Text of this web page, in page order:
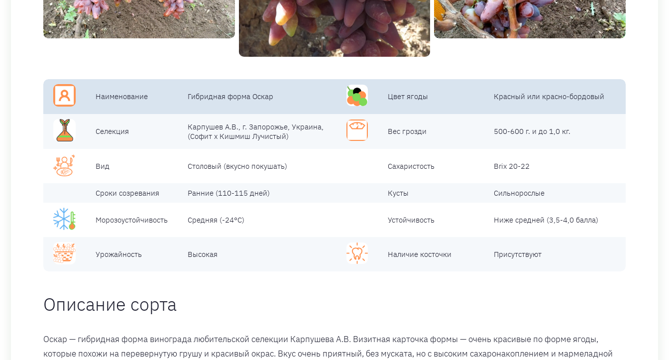
Наименование Гибридная форма Оскар Цвет ягоды Красный или красно-бордовый
Селекция
Карпушев А.В., г. Запорожье, Украина,
(Софит х Кишмиш Лучистый)
Вес грозди 500-600 г. и до 1,0 кг.
Вид Столовый (вкусно покушать) Сахаристость Brix 20-22
Сроки созревания Ранние (110-115 дней) Кусты Сильнорослые
Морозоустойчивость Средняя (-24°С) Устойчивость Ниже средней (3,5-4,0 балла)
Урожайность Высокая Наличие косточки Присутствуют
Описание сорта
Оскар — гибридная форма винограда любительской селекции Карпушева А.В. Визитная карточка формы — очень красивые по форме ягоды,
которые похожи на перевернутую грушу и красивый окрас. Вкус очень приятный, без муската, но с высоким сахаронакоплением и мармеладной